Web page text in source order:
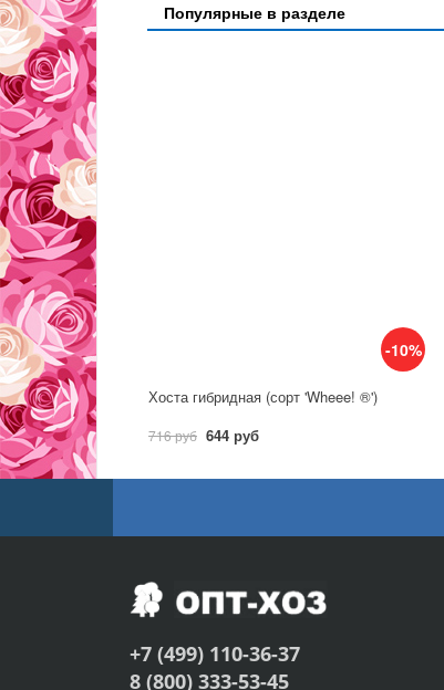
Популярные в разделе
-10%
Хоста гибридная (сорт 'Wheee! ®')
716 руб 644 руб
+7 (499) 110-36-37
8 (800) 333-53-45